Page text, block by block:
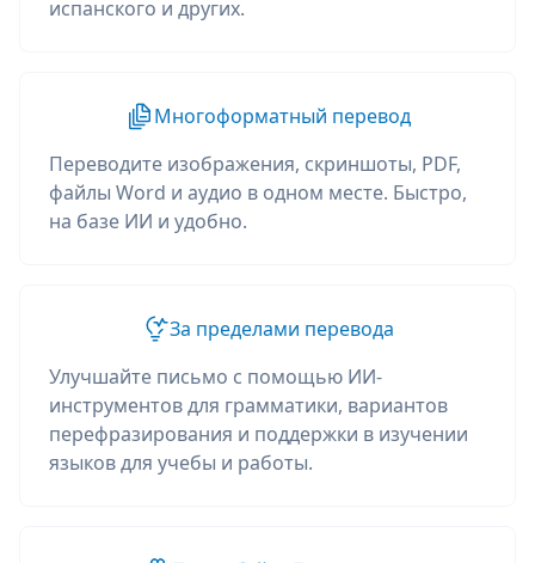
испанского и других.
Многоформатный перевод
Переводите изображения, скриншоты, PDF,
файлы Word и аудио в одном месте. Быстро,
на базе ИИ и удобно.
За пределами перевода
Улучшайте письмо с помощью ИИ-
инструментов для грамматики, вариантов
перефразирования и поддержки в изучении
языков для учебы и работы.